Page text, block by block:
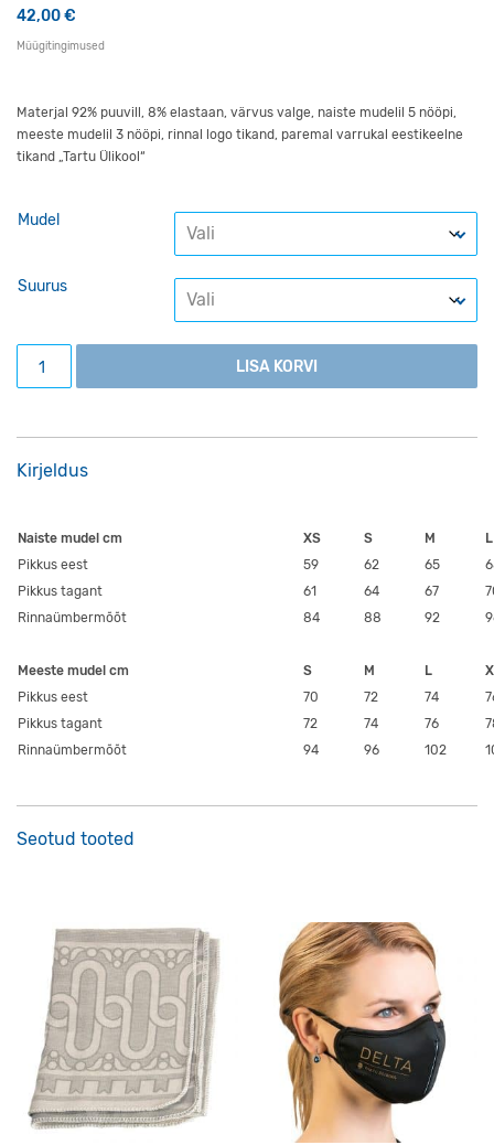
42,00€
Müügitingimused
Materjal 92% puuvill, 8% elastaan, värvus valge, naiste mudelil 5 nööpi,
meeste mudelil 3 nööpi, rinnal logo tikand, paremal varrukal eestikeelne
tikand „Tartu Ülikool“
Mudel
Suurus
Polo, valge kogus
LISA KORVI
Kirjeldus
Naiste mudel cm XS S M
L
Pikkus eest
59 62 65
Pikkus tagant
61 64 67
Rinnaümbermõõt
84 88 92
Meeste mudel cm S M L
Pikkus eest
70 72 74
Pikkus tagant
72 74 76
Rinnaümbermõõt
94 96 102
Seotud tooted